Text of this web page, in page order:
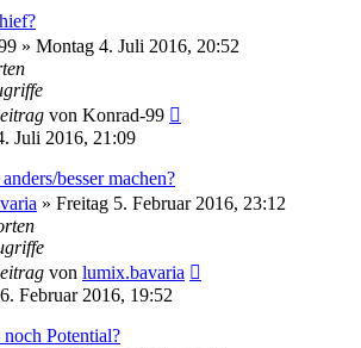
» Montag 4. Juli 2016, 20:52
von Konrad-99
Juli 2016, 21:09
besser machen?
» Freitag 5. Februar 2016, 23:12
von lumix.bavaria
Februar 2016, 19:52
noch Potential?